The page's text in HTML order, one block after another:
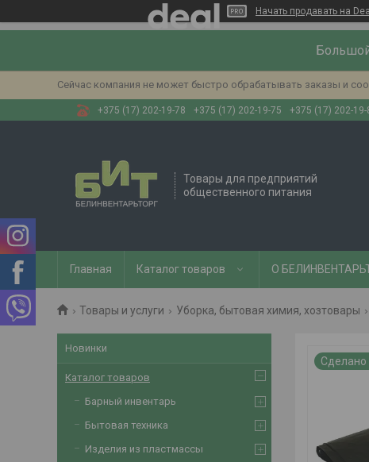
Начать продавать на
Сейчас компания не может быстро обрабатывать заказы и
+375 (17) 202-19-78 +375 (17) 202-19-75 +375 (17) 202-19-
Товары для предприятий
общественного питания
Главная Каталог товаров О
Товары и услуги Уборка, бытовая химия, хозтовары
Сделано
Новинки
Каталог товаров
Барный инвентарь
Бытовая техника
Изделия из пластмассы